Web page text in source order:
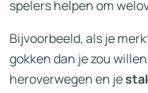
spelers helpen om
Bijvoorbeeld, als je
gokken dan je zou
heroverwegen en je